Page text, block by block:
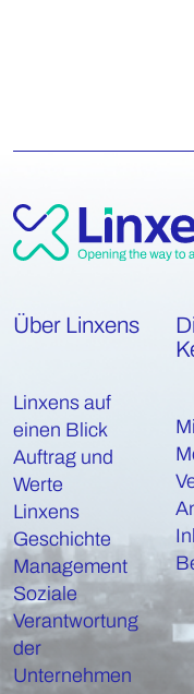
Über Linxens
Linxens auf
einen Blick
Auftrag und
Werte
Linxens
Geschichte
Management
Soziale
Verantwortung
der
Unternehmen